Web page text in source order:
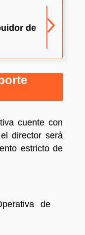
de
cuente con
director será
estricto de
de